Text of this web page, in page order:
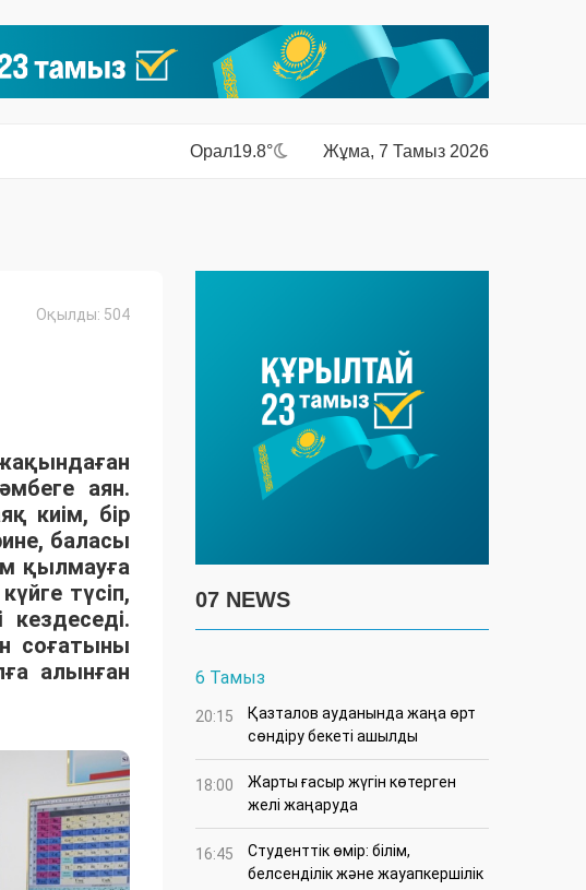
Орал19.8° Жұма, 7 Тамыз 2026
Оқылды: 504
аян.
киім, бір
баласы
қылмауға
түсіп,
соғатыны
алынған
07 NEWS
6 Тамыз
20:15
Қазталов ауданында жаңа өрт
сөндіру бекеті ашылды
18:00
Жарты ғасыр жүгін көтерген
желі жаңаруда
16:45
Студенттік өмір: білім,
белсенділік және жауапкершілік